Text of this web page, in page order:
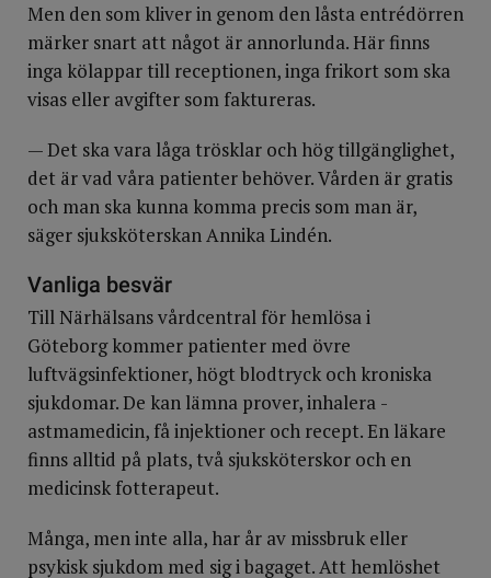
Men den som kliver in genom den låsta entrédörren
märker snart att något är annorlunda. Här finns
inga kölappar till receptionen, inga frikort som ska
visas eller avgifter som faktureras.
— Det ska vara låga trösklar och hög tillgänglighet,
det är vad våra patienter behöver. Vården är gratis
och man ska kunna komma precis som man är,
säger sjuksköterskan Annika Lindén.
Vanliga besvär
Till Närhälsans vårdcentral för hemlösa i
Göteborg kommer patienter med övre
luftvägsinfektioner, högt blodtryck och kroniska
sjukdomar. De kan lämna prover, inhalera ­
astmamedicin, få injektioner och recept. En läkare
finns alltid på plats, två sjuksköterskor och en
medicinsk fotterapeut.
Många, men inte alla, har år av missbruk eller
psykisk sjukdom med sig i bagaget. Att hemlöshet